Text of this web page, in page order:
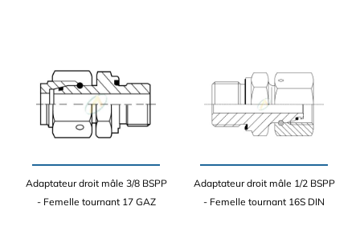
Adaptateur droit mâle 3/8 BSPP
- Femelle tournant 17 GAZ
Adaptateur droit mâle 1/2 BSPP
- Femelle tournant 16S DIN